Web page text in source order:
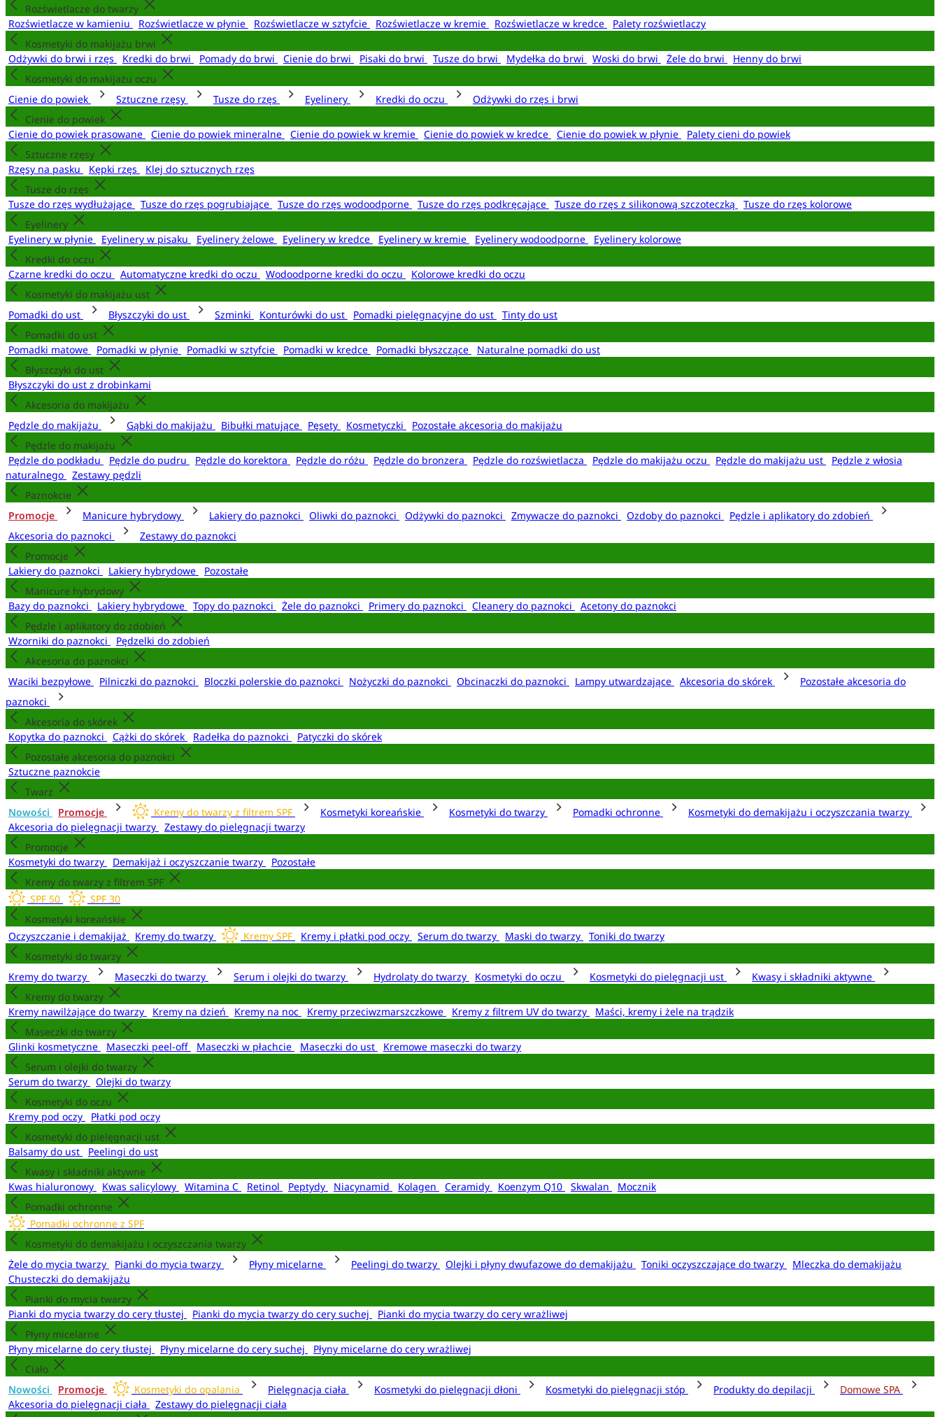
Rozświetlacze do twarzy
Rozświetlacze w kamieniu
Rozświetlacze w płynie Rozświetlacze w sztyfcie Rozświetlacze w kremie Rozświetlacze w kredce
Palety rozświetlaczy
Kosmetyki do makijażu brwi
Odżywki do brwi i rzęs
Kredki do brwi Pomady do brwi Cienie do brwi Pisaki do brwi Tusze do brwi Mydełka do brwi Woski do brwi Żele do brwi
Henny do brwi
Kosmetyki do makijażu oczu
Cienie do powiek
Sztuczne rzęsy Tusze do rzęs Eyelinery Kredki do oczu
Odżywki do rzęs i brwi
Cienie do powiek
Cienie do powiek prasowane
Cienie do powiek mineralne Cienie do powiek w kremie Cienie do powiek w kredce Cienie do powiek w płynie
Palety cieni do powiek
Sztuczne rzęsy
Rzęsy na pasku
Kępki rzęs
Klej do sztucznych rzęs
Tusze do rzęs
Tusze do rzęs wydłużające
Tusze do rzęs pogrubiające Tusze do rzęs wodoodporne Tusze do rzęs podkręcające Tusze do rzęs z silikonową szczoteczką
Tusze do rzęs kolorowe
Eyelinery
Eyelinery w płynie
Eyelinery w pisaku Eyelinery żelowe Eyelinery w kredce Eyelinery w kremie Eyelinery wodoodporne
Eyelinery kolorowe
Kredki do oczu
Czarne kredki do oczu
Automatyczne kredki do oczu Wodoodporne kredki do oczu
Kolorowe kredki do oczu
Kosmetyki do makijażu ust
Pomadki do ust
Błyszczyki do ust Szminki Konturówki do ust Pomadki pielęgnacyjne do ust
Tinty do ust
Pomadki do ust
Pomadki matowe
Pomadki w płynie Pomadki w sztyfcie Pomadki w kredce Pomadki błyszczące
Naturalne pomadki do ust
Błyszczyki do ust
Błyszczyki do ust z drobinkami
Akcesoria do makijażu
Pędzle do makijażu
Gąbki do makijażu Bibułki matujące Pęsety Kosmetyczki
Pozostałe akcesoria do makijażu
Pędzle do makijażu
Pędzle do podkładu
Pędzle do pudru Pędzle do korektora Pędzle do różu Pędzle do bronzera Pędzle do rozświetlacza Pędzle do makijażu oczu Pędzle do makijażu ust
Pędzle z włosia
naturalnego
Zestawy pędzli
Paznokcie
Promocje
Manicure hybrydowy Lakiery do paznokci Oliwki do paznokci Odżywki do paznokci Zmywacze do paznokci Ozdoby do paznokci
Pędzle i aplikatory do zdobień
Akcesoria do paznokci
Zestawy do paznokci
Promocje
Lakiery do paznokci
Lakiery hybrydowe
Pozostałe
Manicure hybrydowy
Bazy do paznokci
Lakiery hybrydowe Topy do paznokci Żele do paznokci Primery do paznokci Cleanery do paznokci
Acetony do paznokci
Pędzle i aplikatory do zdobień
Wzorniki do paznokci
Pędzelki do zdobień
Akcesoria do paznokci
Waciki bezpyłowe
Pilniczki do paznokci Bloczki polerskie do paznokci Nożyczki do paznokci Obcinaczki do paznokci Lampy utwardzające Akcesoria do skórek
Pozostałe akcesoria do
paznokci
Akcesoria do skórek
Kopytka do paznokci
Cążki do skórek Radełka do paznokci
Patyczki do skórek
Pozostałe akcesoria do paznokci
Sztuczne paznokcie
Twarz
Nowości
Promocje Kremy do twarzy z filtrem SPF Kosmetyki koreańskie Kosmetyki do twarzy Pomadki ochronne
Kosmetyki do demakijażu i oczyszczania twarzy
Akcesoria do pielęgnacji twarzy
Zestawy do pielęgnacji twarzy
Promocje
Kosmetyki do twarzy
Demakijaż i oczyszczanie twarzy
Pozostałe
Kremy do twarzy z filtrem SPF
SPF 50
SPF 30
Kosmetyki koreańskie
Oczyszczanie i demakijaż
Kremy do twarzy Kremy SPF Kremy i płatki pod oczy Serum do twarzy Maski do twarzy
Toniki do twarzy
Kosmetyki do twarzy
Kremy do twarzy
Maseczki do twarzy Serum i olejki do twarzy Hydrolaty do twarzy Kosmetyki do oczu Kosmetyki do pielęgnacji ust
Kwasy i składniki aktywne
Kremy do twarzy
Kremy nawilżające do twarzy
Kremy na dzień Kremy na noc Kremy przeciwzmarszczkowe Kremy z filtrem UV do twarzy
Maści, kremy i żele na trądzik
Maseczki do twarzy
Glinki kosmetyczne
Maseczki peel-off Maseczki w płachcie Maseczki do ust
Kremowe maseczki do twarzy
Serum i olejki do twarzy
Serum do twarzy
Olejki do twarzy
Kosmetyki do oczu
Kremy pod oczy
Płatki pod oczy
Kosmetyki do pielęgnacji ust
Balsamy do ust
Peelingi do ust
Kwasy i składniki aktywne
Kwas hialuronowy
Kwas salicylowy Witamina C Retinol Peptydy Niacynamid Kolagen Ceramidy Koenzym Q10 Skwalan
Mocznik
Pomadki ochronne
Pomadki ochronne z SPF
Kosmetyki do demakijażu i oczyszczania twarzy
Żele do mycia twarzy
Pianki do mycia twarzy Płyny micelarne Peelingi do twarzy Olejki i płyny dwufazowe do demakijażu Toniki oczyszczające do twarzy
Mleczka do demakijażu
Chusteczki do demakijażu
Pianki do mycia twarzy
Pianki do mycia twarzy do cery tłustej
Pianki do mycia twarzy do cery suchej
Pianki do mycia twarzy do cery wrażliwej
Płyny micelarne
Płyny micelarne do cery tłustej
Płyny micelarne do cery suchej
Płyny micelarne do cery wrażliwej
Ciało
Nowości
Promocje Kosmetyki do opalania Pielęgnacja ciała Kosmetyki do pielęgnacji dłoni Kosmetyki do pielęgnacji stóp Produkty do depilacji
Domowe SPA
Akcesoria do pielęgnacji ciała
Zestawy do pielęgnacji ciała